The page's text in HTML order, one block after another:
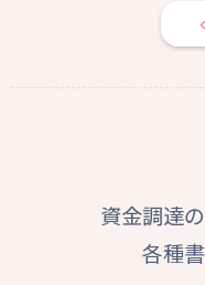
資金調達
各種